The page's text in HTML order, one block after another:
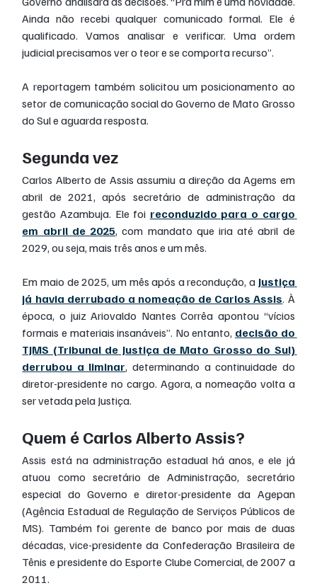
Ainda não recebi qualquer comunicado formal. Ele é
qualificado. Vamos analisar e verificar. Uma ordem
judicial precisamos ver o teor e se comporta recurso”.
A reportagem também solicitou um posicionamento ao
setor de comunicação social do Governo de Mato Grosso
do Sul e aguarda resposta.
Segunda vez
Carlos Alberto de Assis assumiu a direção da Agems em
abril de 2021, após secretário de administração da
gestão Azambuja. Ele foi reconduzido para o cargo
em abril de 2025, com mandato que iria até abril de
2029, ou seja, mais três anos e um mês.
Em maio de 2025, um mês após a recondução, a Justiça
já havia derrubado a nomeação de Carlos Assis. À
época, o juiz Ariovaldo Nantes Corrêa apontou “vícios
formais e materiais insanáveis”. No entanto, decisão do
TJMS (Tribunal de Justiça de Mato Grosso do Sul)
derrubou a liminar, determinando a continuidade do
diretor-presidente no cargo. Agora, a nomeação volta a
ser vetada pela Justiça.
Quem é Carlos Alberto Assis?
Assis está na administração estadual há anos, e ele já
atuou como secretário de Administração, secretário
especial do Governo e diretor-presidente da Agepan
(Agência Estadual de Regulação de Serviços Públicos de
MS). Também foi gerente de banco por mais de duas
décadas, vice-presidente da Confederação Brasileira de
Tênis e presidente do Esporte Clube Comercial, de 2007 a
2011.